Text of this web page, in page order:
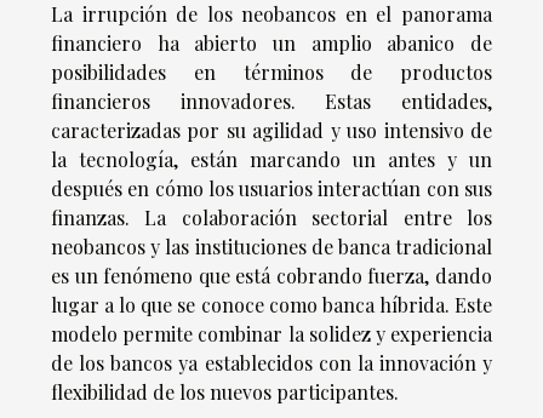
La irrupción de los neobancos en el panorama
financiero ha abierto un amplio abanico de
posibilidades en términos de productos
financieros innovadores. Estas entidades,
caracterizadas por su agilidad y uso intensivo de
la tecnología, están marcando un antes y un
después en cómo los usuarios interactúan con sus
finanzas. La colaboración sectorial entre los
neobancos y las instituciones de banca tradicional
es un fenómeno que está cobrando fuerza, dando
lugar a lo que se conoce como banca híbrida. Este
modelo permite combinar la solidez y experiencia
de los bancos ya establecidos con la innovación y
flexibilidad de los nuevos participantes.